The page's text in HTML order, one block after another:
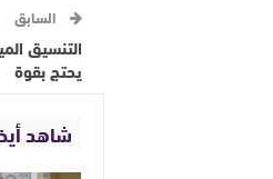
السابق
التنسيق
يحتج بقوة
شاهد